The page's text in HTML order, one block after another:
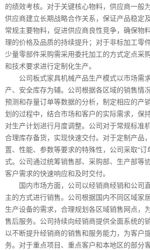
的绩效考核。对于关键核心物料，供应商一般
供应商建立长期战略合作关系，保证产品稳定
常规主要物料，促进供应商良性竞争，确保物
理的价格及品质的持续提升；对于非标加工零
少量零部件采购需采用委托加工的方式定点采
和技术要求进行定制化生产。
公司板式家具机械产品生产模式以市场需
产、安全库存为辅。公司根据各区域的销售情
预测和存量订单等数据的分析，制定相应的产
划的过程中，结合市场和客户的实际需求，保
对生产计划进行月度调整。公司对于常规标准
合理库存备货，实现快速交付。对于定制产品
置、性能、参数等要求的特殊性，公司采取“订
式。公司通过统筹销售部、采购部、生产部等
客户需求的快速响应和及时交付。
国内市场方面，公司以经销商经销和公司
主的方式进行销售。公司根据国内不同区域家
生产设备的需求，合理规划各区域销售网点，
售后服务。公司持续向经销商提供全面系统的
以不断提升经销商的销售和服务能力，为客户
务。对于重点项目、重点客户和本地区的部分